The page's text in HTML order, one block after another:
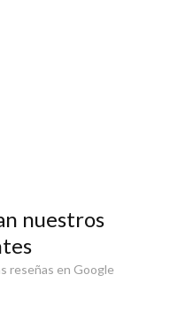
nuestros
reseñas en Google